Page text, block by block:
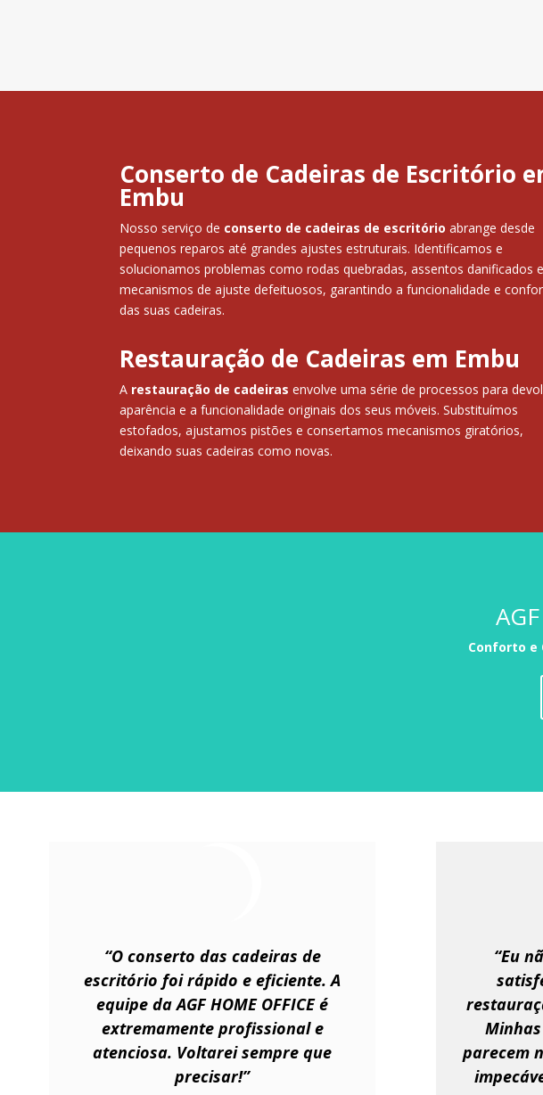
Conserto de Cadeiras de Escritório
Embu
Nosso serviço de conserto de cadeiras de escritório abrange desde
pequenos reparos até grandes ajustes estruturais. Identificamos e
solucionamos problemas como rodas quebradas, assentos danificados e
mecanismos de ajuste defeituosos, garantindo a funcionalidade e
das suas cadeiras.
Restauração de Cadeiras em Embu
A restauração de cadeiras envolve uma série de processos para
aparência e a funcionalidade originais dos seus móveis. Substituímos
estofados, ajustamos pistões e consertamos mecanismos giratórios,
deixando suas cadeiras como novas.
Conforto e
“O conserto das cadeiras de
escritório foi rápido e eficiente. A
equipe da AGF HOME OFFICE é
extremamente profissional e
atenciosa. Voltarei sempre que
precisar!”
“Eu
parecem